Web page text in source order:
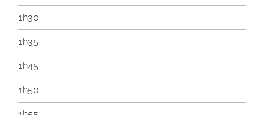
1h30
1h35
1h45
1h50